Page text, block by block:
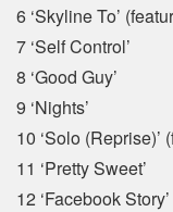
6 ‘Skyline To’
7 ‘Self Control’
8 ‘Good Guy’
9 ‘Nights’
10 ‘Solo
11 ‘Pretty Sweet’
12 ‘Facebook